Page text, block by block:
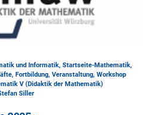
und Informatik, Startseite-Mathematik,
Fortbildung, Veranstaltung, Workshop
V (Didaktik der Mathematik)
Siller